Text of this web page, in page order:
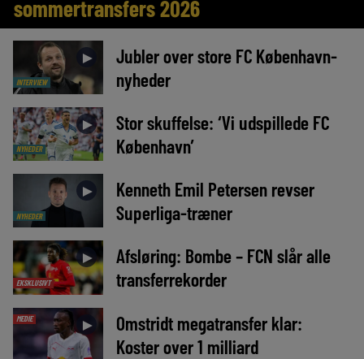
sommertransfers 2026
INTERVIEW
►
Jubler over store FC København-
nyheder
NYHEDER
►
Stor skuffelse: ‘Vi udspillede FC
København’
NYHEDER
►
Kenneth Emil Petersen revser
Superliga-træner
EKSKLUSIVT
►
Afsløring: Bombe – FCN slår alle
transferrekorder
MEDIE ►
Omstridt megatransfer klar:
Koster over 1 milliard